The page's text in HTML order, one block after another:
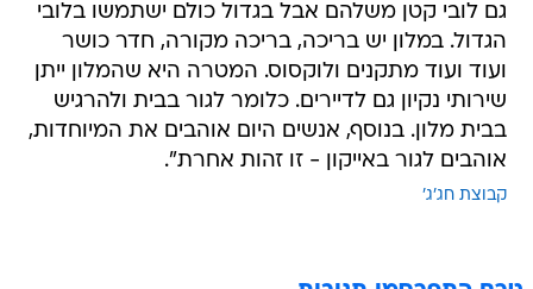
גם לובי קטן משלהם אבל בגדול כולם ישתמשו בלובי
הגדול. במלון יש בריכה, בריכה מקורה, חדר כושר
ועוד ועוד מתקנים ולוקסוס. המטרה היא שהמלון ייתן
שירותי נקיון גם לדיירים. כלומר לגור בבית ולהרגיש
בבית מלון. בנוסף, אנשים היום אוהבים את המיוחדות,
אוהבים לגור באייקון - זו זהות אחרת".
קבוצת חג'ג'